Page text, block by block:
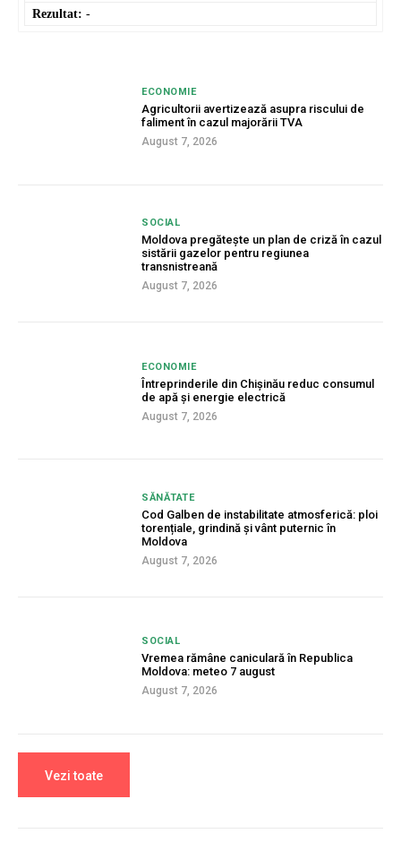
Rezultat: -
ECONOMIE
Agricultorii avertizează asupra riscului de
faliment în cazul majorării TVA
August 7, 2026
SOCIAL
Moldova pregătește un plan de criză în cazul
sistării gazelor pentru regiunea
transnistreană
August 7, 2026
ECONOMIE
Întreprinderile din Chișinău reduc consumul
de apă și energie electrică
August 7, 2026
SĂNĂTATE
Cod Galben de instabilitate atmosferică: ploi
torențiale, grindină și vânt puternic în
Moldova
August 7, 2026
SOCIAL
Vremea rămâne caniculară în Republica
Moldova: meteo 7 august
August 7, 2026
Vezi toate